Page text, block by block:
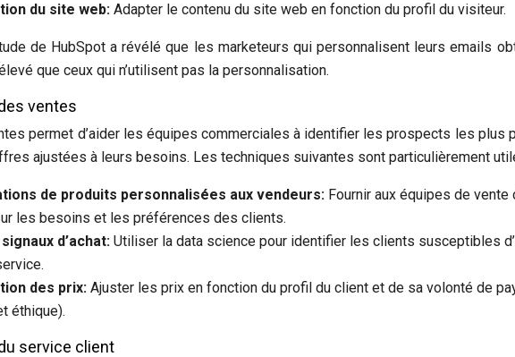
du site web: Adapter le contenu du site web en fonction du profil du visiteur.
de HubSpot a révélé que les marketeurs qui personnalisent leurs emails
que ceux qui n’utilisent pas la personnalisation.
ventes
permet d’aider les équipes commerciales à identifier les prospects les plus
ajustées à leurs besoins. Les techniques suivantes sont particulièrement
de produits personnalisées aux vendeurs: Fournir aux équipes de vente
les besoins et les préférences des clients.
d’achat: Utiliser la data science pour identifier les clients susceptibles
des prix: Ajuster les prix en fonction du profil du client et de sa volonté de
éthique).
service client